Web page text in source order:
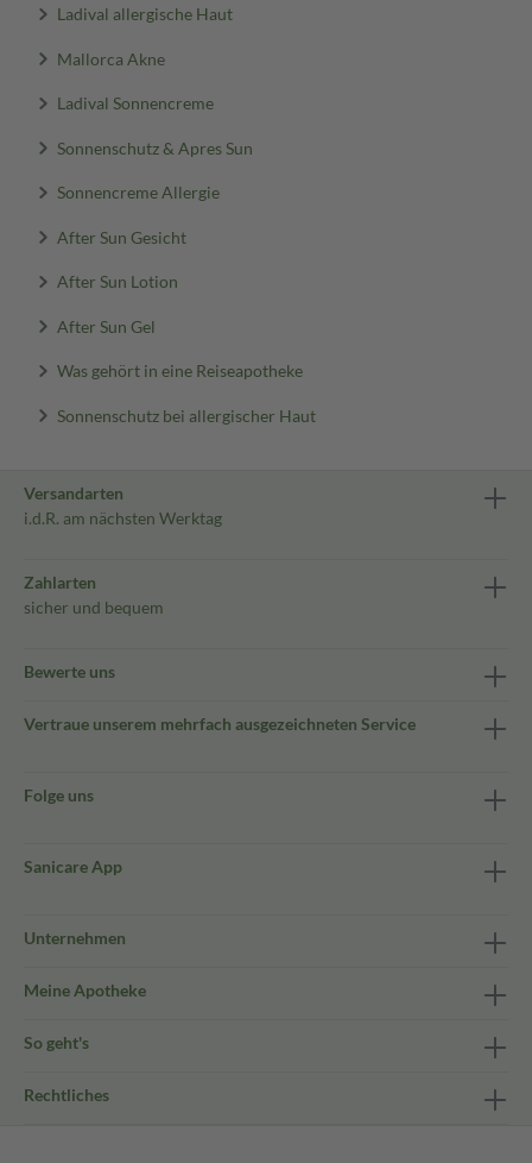
Ladival allergische Haut
Mallorca Akne
Ladival Sonnencreme
Sonnenschutz & Apres Sun
Sonnencreme Allergie
After Sun Gesicht
After Sun Lotion
After Sun Gel
Was gehört in eine Reiseapotheke
Sonnenschutz bei allergischer Haut
Versandarten
i.d.R. am nächsten Werktag
Zahlarten
sicher und bequem
Bewerte uns
Vertraue unserem mehrfach ausgezeichneten Service
Folge uns
Sanicare App
Unternehmen
Meine Apotheke
So geht's
Rechtliches